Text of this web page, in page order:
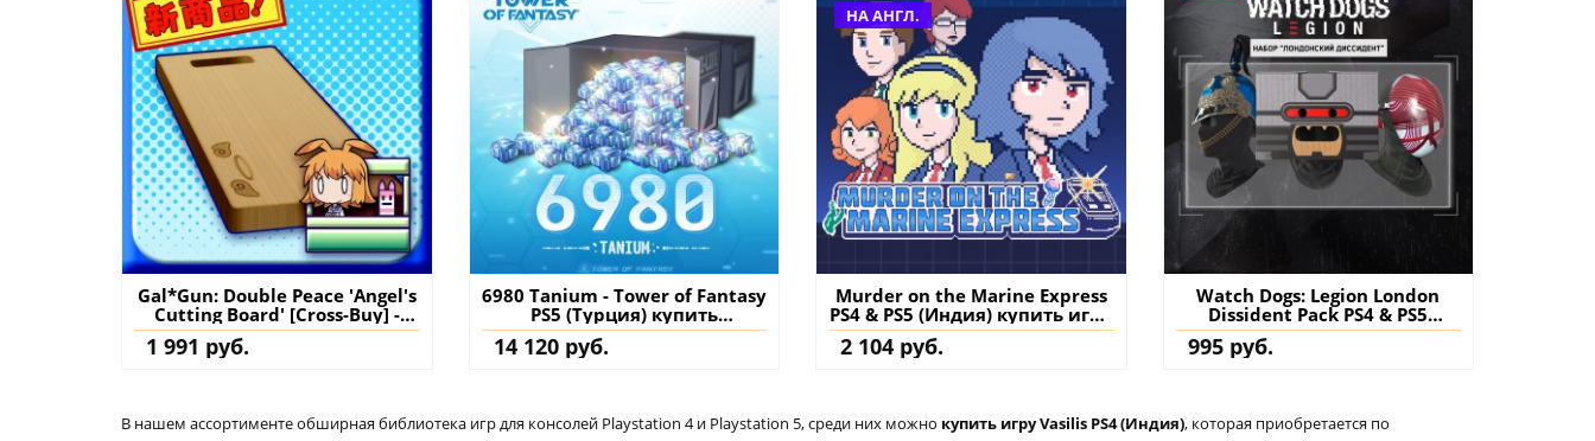
Gal*Gun: Double Peace 'Angel's
Cutting Board' [Cross-Buy] -
Gal*Gun Double Peace PS4
(Турция) купить дополнение
1 991 руб.
6980 Tanium - Tower of Fantasy
PS5 (Турция) купить
дополнение на аккаунт
14 120 руб.
НА АНГЛ.
Murder on the Marine Express
PS4 & PS5 (Индия) купить игру
на аккаунт
2 104 руб.
Watch Dogs: Legion London
Dissident Pack PS4 & PS5
(Турция) купить дополнение
на аккаунт
995 руб.
В нашем ассортименте обширная библиотека игр для консолей Playstation 4 и Playstation 5, среди них можно купить игру Vasilis PS4 (Индия), которая приобретается по